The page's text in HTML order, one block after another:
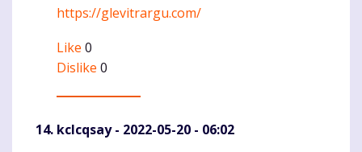
https://glevitrargu.com/
Like 0
Dislike 0
kclcqsay- 2022-05-20 - 06:02